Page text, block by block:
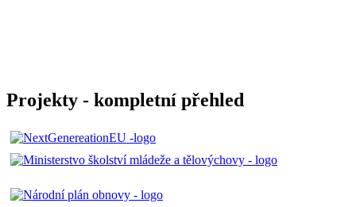
Projekty - kompletní přehled